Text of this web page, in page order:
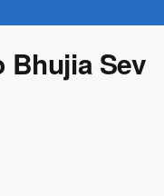
Bhujia Sev